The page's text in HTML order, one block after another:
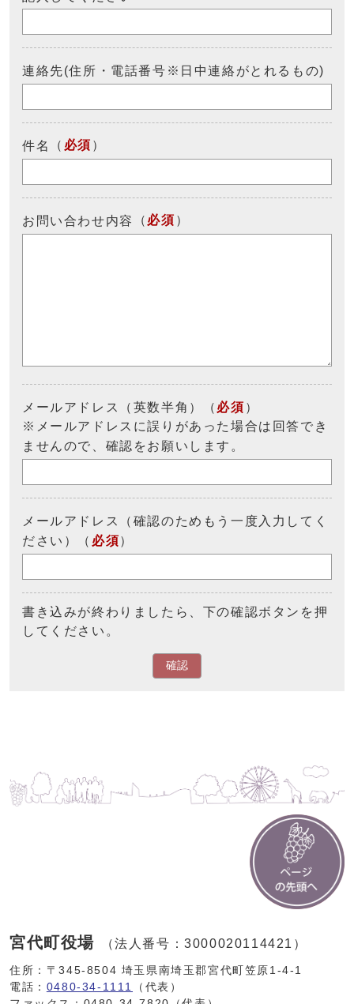
連絡先(住所・電話番号※日中連絡がとれるもの)
件名 （ 必須 ）
お問い合わせ内容 （ 必須 ）
メールアドレス（英数半角）（ 必須 ）
※メールアドレスに誤りがあった場合は回答でき
ませんので、確認をお願いします。
メールアドレス（確認のためもう一度入力してく
ださい）（ 必須）
書き込みが終わりましたら、下の確認ボタンを押
してください。
確認
宮代町役場 （法人番号：3000020114421）
住所：〒345-8504 埼玉県南埼玉郡宮代町笠原1-4-1
電話： 0480-34-1111
（代表）